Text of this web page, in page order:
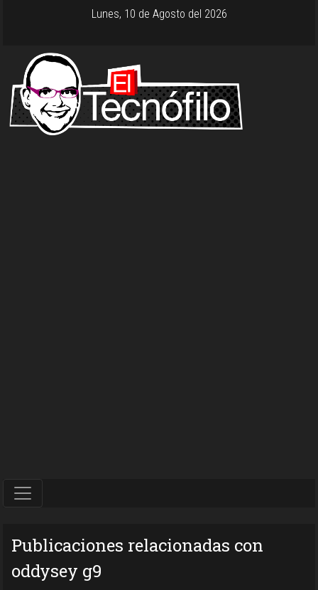
Lunes, 10 de Agosto del 2026
Publicaciones relacionadas con
oddysey g9